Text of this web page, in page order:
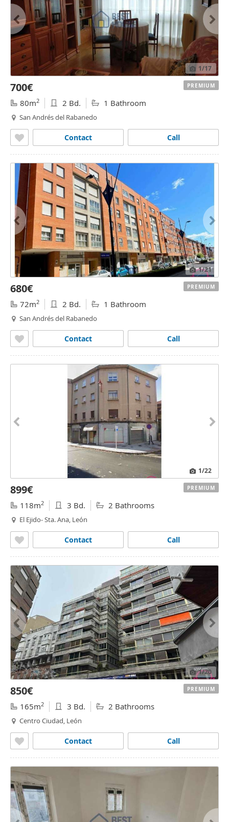
1/17
700€
80m2 2 Bd. 1 Bathroom
San Andrés del Rabanedo
Call
Contact
PREMIUM
1/21
680€
72m2 2 Bd. 1 Bathroom
San Andrés del Rabanedo
Call
Contact
PREMIUM
1/22
899€
118m2 3 Bd. 2 Bathrooms
El Ejido- Sta. Ana, León
Call
Contact
PREMIUM
1/20
850€
165m2 3 Bd. 2 Bathrooms
Centro Ciudad, León
Call
Contact
PREMIUM